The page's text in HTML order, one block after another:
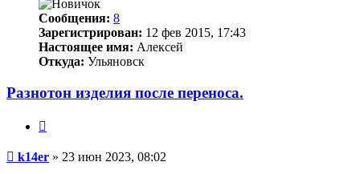
Сообщения: 8
Зарегистрирован: 12 фев 2015, 17:43
Настоящее имя: Алексей
Откуда: Ульяновск
Разнотон изделия после переноса.
Непрочитанное
k14er » 23 июн 2023, 08:02